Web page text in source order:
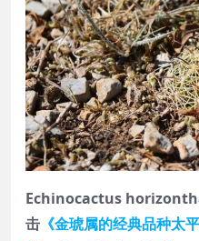
Echinocactus
击 《金琥属的经典品种太